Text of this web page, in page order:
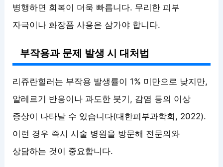
병행하면 회복이 더욱 빠릅니다. 무리한 피부
자극이나 화장품 사용은 삼가야 합니다.
부작용과 문제 발생 시 대처법
리쥬란힐러는 부작용 발생률이 1% 미만으로 낮지만,
알레르기 반응이나 과도한 붓기, 감염 등의 이상
증상이 나타날 수 있습니다(대한피부과학회, 2022).
이런 경우 즉시 시술 병원을 방문해 전문의와
상담하는 것이 중요합니다.